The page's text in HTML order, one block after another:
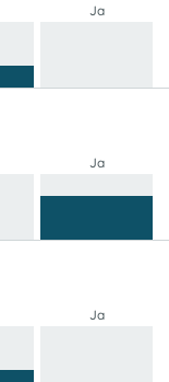
Ja
Ja
Ja